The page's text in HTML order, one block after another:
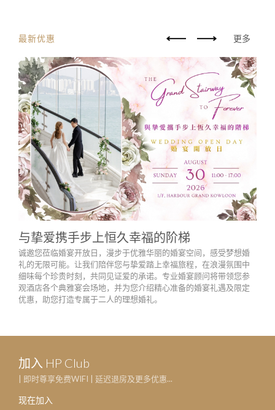
最新优惠 更多
与挚爱携手步上恒久幸福的阶梯
诚邀您莅临婚宴开放日，漫步于优雅华丽的婚宴空间，感受梦想婚
礼的无限可能。让我们陪伴您与挚爱踏上幸福旅程，在浪漫氛围中
细味每个珍贵时刻，共同见证爱的承诺。专业婚宴顾问将带领您参
观酒店各个典雅宴会场地，并为您介绍精心准备的婚宴礼遇及限定
优惠，助您打造专属于二人的理想婚礼。
加入 HP Club
| 即时尊享免费WIFI | 延迟退房及更多优惠...
现在加入